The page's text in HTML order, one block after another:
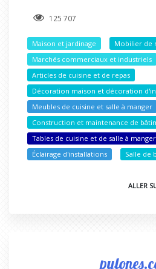
125 707
Maison et jardinage
Mobilier de
Marchés commerciaux et industriels
Articles de cuisine et de repas
Décoration maison et décoration
Meubles de cuisine et salle à manger
Construction et maintenance de
Tables de cuisine et de salle à manger
Éclairage d'installations
Salle de
ALLER